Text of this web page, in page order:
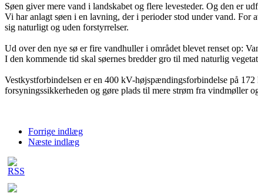
Søen giver mere vand i landskabet og flere levesteder. Og den er
Vi har anlagt søen i en lavning, der i perioder stod under vand.
sig naturligt og uden forstyrrelser.
Ud over den nye sø er fire vandhuller i området blevet renset op:
I den kommende tid skal søernes bredder gro til med naturlig
Vestkystforbindelsen er en 400 kV-højspændingsforbindelse på
forsyningssikkerheden og gøre plads til mere strøm fra vindmøller
Forrige indlæg
Næste indlæg